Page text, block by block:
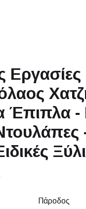
Έπιπλα
Πάροδος